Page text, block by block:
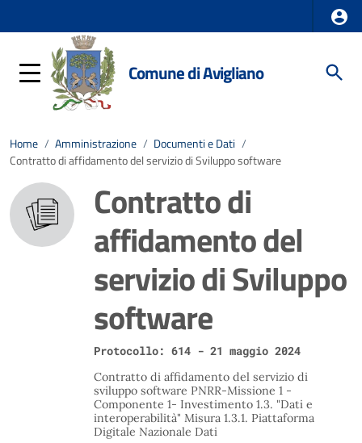
Comune di Avigliano
Home / Amministrazione / Documenti e Dati /
Contratto di affidamento del servizio di Sviluppo software
Contratto di
affidamento del
servizio di Sviluppo
software
Protocollo: 614 - 21 maggio 2024
Contratto di affidamento del servizio di
sviluppo software PNRR-Missione 1 -
Componente 1- Investimento 1.3. "Dati e
interoperabilità" Misura 1.3.1. Piattaforma
Digitale Nazionale Dati